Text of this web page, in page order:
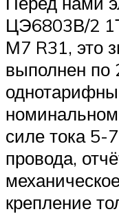
ЦЭ6803В/2
М7 R31, это
выполнен по
силе тока 5-
провода,
крепление